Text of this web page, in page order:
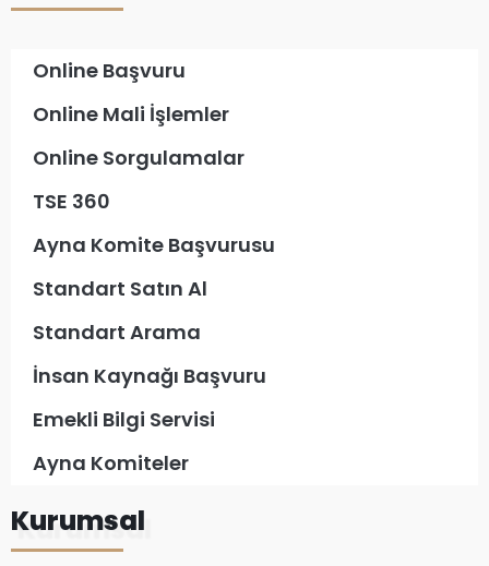
Online Başvuru
Online Mali İşlemler
Online Sorgulamalar
TSE 360
Ayna Komite Başvurusu
Standart Satın Al
Standart Arama
İnsan Kaynağı Başvuru
Emekli Bilgi Servisi
Ayna Komiteler
Kurumsal